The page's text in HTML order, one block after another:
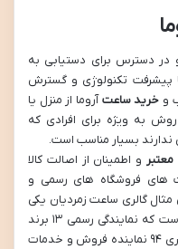
در دسترس برای دستیابی به
پیشرفت تکنولوژی و گسترش
و خرید ساعتآروما از منزل یا
به ویژه برای افرادی که
بسیار مناسب است.
معتبر و اطمینان از اصالت کالا
فروشگاه های رسمی و
مثال گالری ساعت زمردیان یکی
از معتبرترین فروشندگان ساعت در ایران است که نمایندگی رسمی ۱۳ برند
بین المللی از جمله آروما را داراست. این گالری ۹۴ نماینده فروش و خدمات